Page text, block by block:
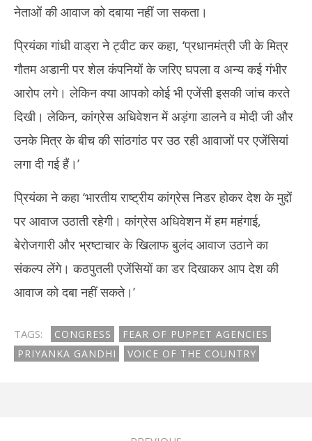
प्रियंका गांधी ने कसा तंज – कठपुतली एजेंसियों का डर दिखाकर आप देश की
आवाज नहीं दबा सकते
February
21, 2023
नेताओं की आवाज को दबाया नहीं जा सकता।
प्रियंका गांधी वाड्रा ने ट्वीट कर कहा, ‘प्रधानमंत्री जी के मित्र
गौतम अडानी पर शेल कंपनियों के जरिए घपला व अन्य कई गंभीर
आरोप लगे। लेकिन क्या आपको कोई भी एजेंसी इसकी जांच करते
दिखी। लेकिन, कांग्रेस अधिवेशन में अड़ंगा डालने व मोदी जी और
उनके मित्र के बीच की सांठगांठ पर उठ रही आवाजों पर एजेंसियां
लगा दी गई हैं।’
प्रियंका ने कहा ‘भारतीय राष्ट्रीय कांग्रेस निडर होकर देश के मुद्दों
पर आवाज उठाती रहेगी। कांग्रेस अधिवेशन में हम महंगाई,
बेरोजगारी और भ्रष्टाचार के खिलाफ बुलंद आवाज उठाने का
संकल्प लेंगे। कठपुतली एजेंसियों का डर दिखाकर आप देश की
आवाज को दबा नहीं सकते।’
TAGS: CONGRESS
FEAR OF PUPPET AGENCIES
PRIYANKA GANDHI
VOICE OF THE COUNTRY